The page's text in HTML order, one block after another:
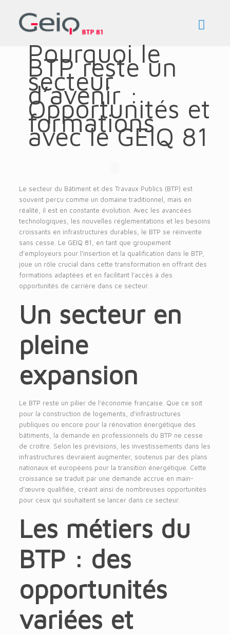
Pourquoi le
BTP reste un
secteur
d’avenir :
Opportunités et
formations
avec le GEIQ 81
Le secteur du Bâtiment et des Travaux Publics (BTP) est
souvent perçu comme un domaine traditionnel, mais en
réalité, il est en constante évolution. Avec les avancées
technologiques, les nouvelles réglementations et les besoins
croissants en infrastructures durables, le BTP se réinvente
sans cesse. Le GEIQ 81, en tant que groupement
d’employeurs pour l’insertion et la qualification dans le BTP,
joue un rôle crucial dans cette transformation en offrant des
formations adaptées et en facilitant l’accès à des
opportunités de carrière dans ce secteur.
Un secteur en
pleine
expansion
Le BTP reste un pilier de l’économie française. Que ce soit
pour la construction de logements, d’infrastructures
publiques ou encore pour la rénovation énergétique des
bâtiments, la demande en professionnels du BTP ne cesse
de croître. Selon les prévisions, les investissements dans les
infrastructures devraient augmenter, soutenus par des plans
nationaux et européens pour la transition énergétique. Cette
croissance se traduit par une demande accrue en main-
d’œuvre qualifiée, créant ainsi de nombreuses opportunités
pour ceux qui souhaitent se lancer dans ce secteur.
Les métiers du
BTP : des
opportunités
variées et